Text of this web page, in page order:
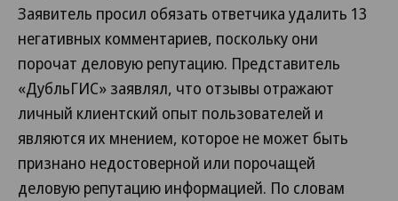
Заявитель просил обязать ответчика удалить 13
негативных комментариев, поскольку они
порочат деловую репутацию. Представитель
«ДубльГИС» заявлял, что отзывы отражают
личный клиентский опыт пользователей и
являются их мнением, которое не может быть
признано недостоверной или порочащей
деловую репутацию информацией. По словам